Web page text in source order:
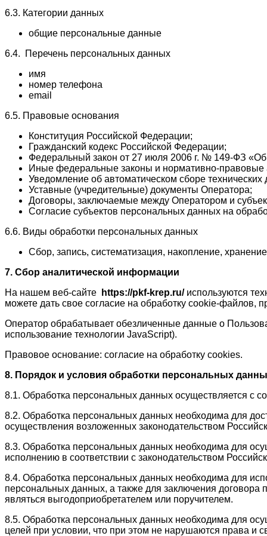
6.3. Категории данных
общие персональные данные
6.4. Перечень персональных данных
имя
номер телефона
email
6.5. Правовые основания
Конституция Российской Федерации;
Гражданский кодекс Российской Федерации;
Федеральный закон от 27 июля 2006 г. № 149-ФЗ
Иные федеральные законы и нормативно-
Уведомление об автоматическом сборе
Уставные (учредительные) документы Оператора;
Договоры, заключаемые между Оператором и
Согласие субъектов персональных данных на
6.6. Виды обработки персональных данных
Сбор, запись, систематизация, накопление,
7. Сбор аналитической информации
На нашем веб-сайте
https://pkf-krep.ru/ используются
можете дать свое согласие на обработку cookie-
Оператор обрабатывает обезличенные данные о
использование технологии JavaScript).
Правовое основание: согласие на обработку cookies.
8. Порядок и условия обработки персональных
8.1. Обработка персональных данных осуществляется с
8.2. Обработка персональных данных необходима для
осуществления возложенных законодательством
8.3. Обработка персональных данных необходима для
исполнению в соответствии с законодательством
8.4. Обработка персональных данных необходима для
персональных данных, а также для заключения договора
являться выгодоприобретателем или поручителем.
8.5. Обработка персональных данных необходима для
целей при условии, что при этом не нарушаются права и